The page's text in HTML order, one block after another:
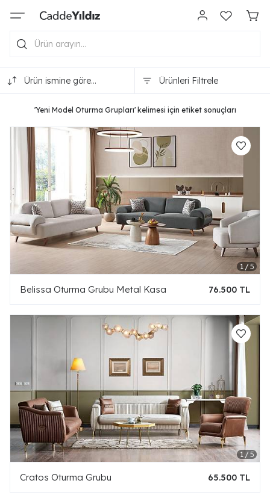
Ürün ismine göre
Ürünleri Filtrele
'Yeni Model Oturma Grupları' kelimesi için etiket sonuçları
Belissa Oturma Grubu Metal Kasa 76.500 TL
Cratos Oturma Grubu 65.500 TL